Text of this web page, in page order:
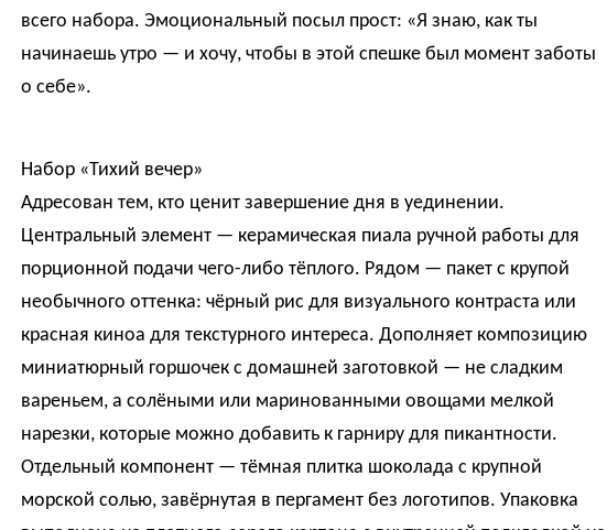
всего набора. Эмоциональный посыл прост: «Я знаю, как ты
начинаешь утро — и хочу, чтобы в этой спешке был момент заботы
о себе».
Набор «Тихий вечер»
Адресован тем, кто ценит завершение дня в уединении.
Центральный элемент — керамическая пиала ручной работы для
порционной подачи чего-либо тёплого. Рядом — пакет с крупой
необычного оттенка: чёрный рис для визуального контраста или
красная киноа для текстурного интереса. Дополняет композицию
миниатюрный горшочек с домашней заготовкой — не сладким
вареньем, а солёными или маринованными овощами мелкой
нарезки, которые можно добавить к гарниру для пикантности.
Отдельный компонент — тёмная плитка шоколада с крупной
морской солью, завёрнутая в пергамент без логотипов. Упаковка